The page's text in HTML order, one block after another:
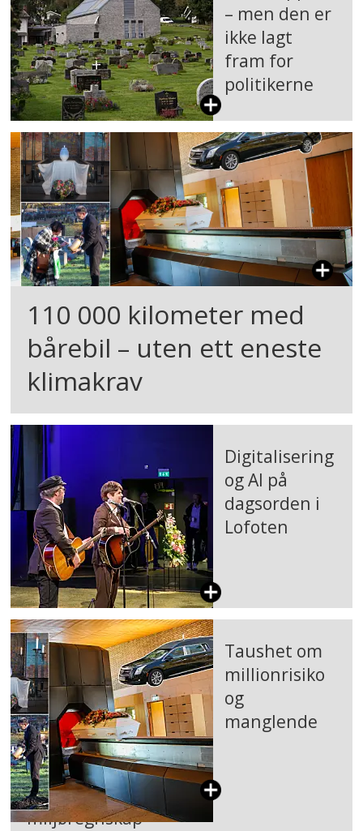
– men den er
ikke lagt
fram for
politikerne
110 000 kilometer med
bårebil – uten ett eneste
klimakrav
Digitalisering
og AI på
dagsorden i
Lofoten
Taushet om
millionrisiko
og
manglende
miljøregnskap